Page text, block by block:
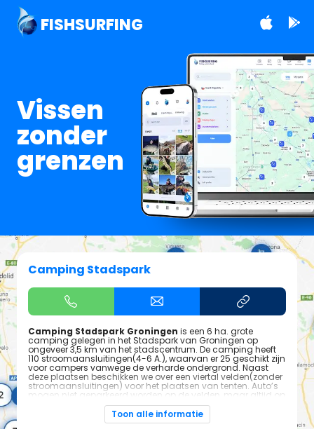
FISHSURFING
Vissen
zonder
grenzen
Camping Stadspark
Camping Stadspark Groningen is een 6 ha. grote
camping gelegen in het Stadspark van Groningen op
ongeveer 3,5 km van het stadscentrum. De camping heeft
110 stroomaansluitingen(4-6 A.), waarvan er 25 geschikt zijn
voor campers vanwege de verharde ondergrond. Naast
deze plaatsen beschikken we over een viertal velden(zonder
stroomaansluitingen) voor het plaatsen van tenten. Auto’s
mogen niet geparkeerd worden op de velden, maar altijd op
nabij gelegen parkeerplaatsen. Caravans worden door de
leiding van de camping geplaatst. Op het terrein bevinden
zich 2 toiletgebouwen, restaurant ‘Eethuys Stadspark’ en de
Toon alle informatie